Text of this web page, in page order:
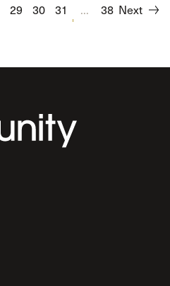
29 30 31 32 33 34 35
... 38 Next